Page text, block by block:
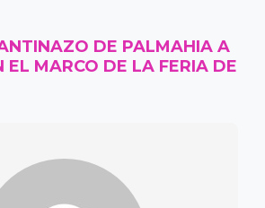
DE PALMAHIA A
EL MARCO DE LA FERIA DE